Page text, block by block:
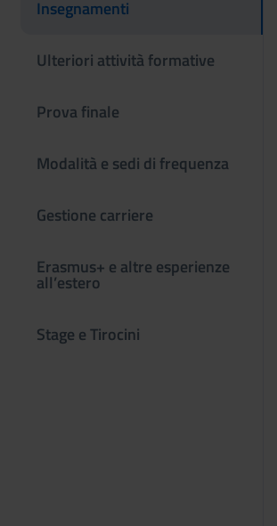
Insegnamenti
Ulteriori attività formative
Prova finale
Modalità e sedi di frequenza
Gestione carriere
Erasmus+ e altre esperienze
all’estero
Stage e Tirocini